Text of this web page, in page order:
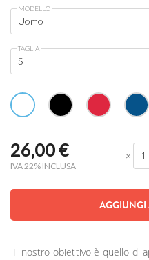
MODELLO
TAGLIA
26,00€
IVA 22% INCLUSA
×
AGGIUNGI
Il nostro obiettivo è quello di